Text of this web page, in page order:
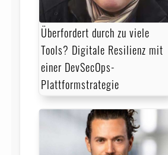
Überfordert durch zu viele
Tools? Digitale Resilienz mit
einer DevSecOps-
Plattformstrategie